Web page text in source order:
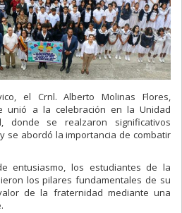
el Crnl. Alberto Molinas Flores,
unió a la celebración en la Unidad
donde se realzaron significativos
se abordó la importancia de combatir
entusiasmo, los estudiantes de la
los pilares fundamentales de su
de la fraternidad mediante una